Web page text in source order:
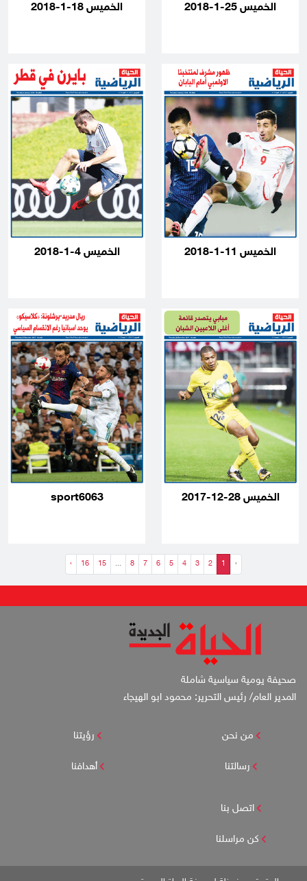
الخميس 25-1-2018 الخميس 18-1-2018
الخميس 11-1-2018 الخميس 4-1-2018
الخميس 28-12-2017 sport6063
‹
1
2
3
4
5
6
7
8
...
15
16
›
صحيفة يومية سياسية شاملة
المدير العام/ رئيس التحرير: محمود ابو الهيجاء
من نحن
رسالتنا
رؤيتنا
أهدافنا
اتصل بنا
كن مراسلنا